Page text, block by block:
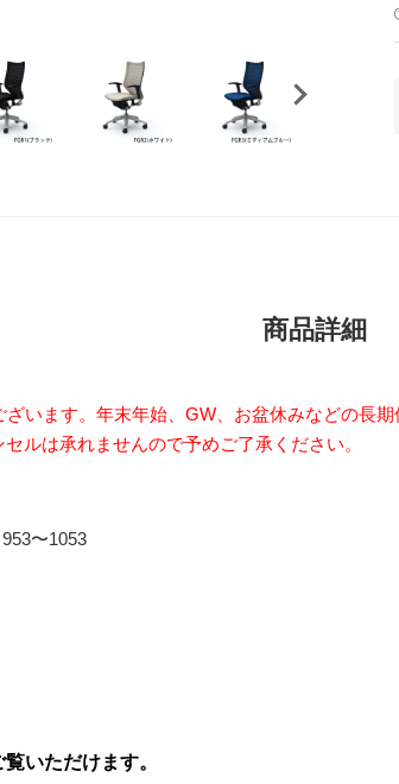
商品詳細
います。年末年始、GW、お盆休みなどの長
ルは承れませんので予めご了承ください。
〜1053
いただけます。